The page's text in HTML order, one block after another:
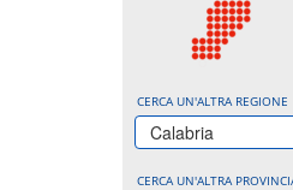
CERCA UN'ALTRA REGIONE
Calabria
CERCA UN'ALTRA